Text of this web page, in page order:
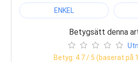
ENKEL
Betygsätt denna
Betyg: 4.7/ 5 (baserat på